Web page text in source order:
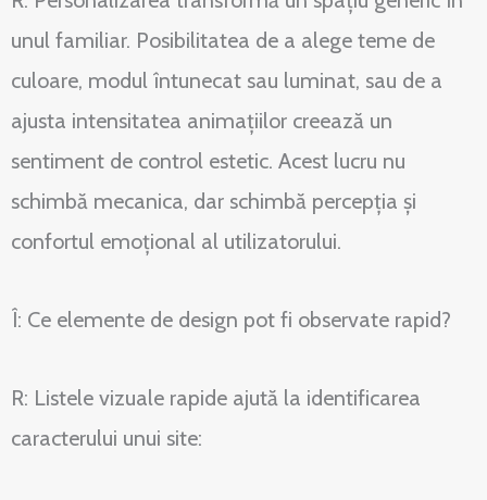
unul familiar. Posibilitatea de a alege teme de
culoare, modul întunecat sau luminat, sau de a
ajusta intensitatea animațiilor creează un
sentiment de control estetic. Acest lucru nu
schimbă mecanica, dar schimbă percepția și
confortul emoțional al utilizatorului.
Î: Ce elemente de design pot fi observate rapid?
R: Listele vizuale rapide ajută la identificarea
caracterului unui site: